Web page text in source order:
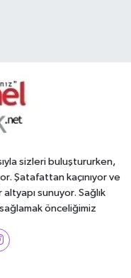
sizleri buluştururken,
Şatafattan kaçınıyor ve
sunuyor. Sağlık
önceliğimiz